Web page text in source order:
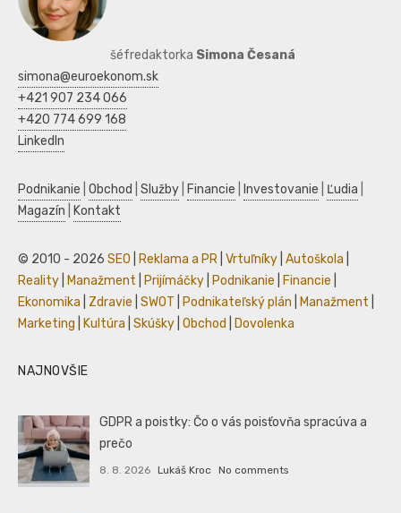
šéfredaktorka Simona Česaná
simona@euroekonom.sk
+421 907 234 066
+420 774 699 168
LinkedIn
Podnikanie Obchod Služby Financie Investovanie Ľudia
Magazín
Kontakt
© 2010 - 2026 SEO Reklama a PR Vrtuľníky Autoškola
Reality
Manažment Prijímáčky Podnikanie Financie
Ekonomika
Zdravie SWOT Podnikateľský plán Manažment
Marketing
Kultúra Skúšky Obchod Dovolenka
NAJNOVŠIE
GDPR a poistky: Čo o vás poisťovňa spracúva a
prečo
8. 8. 2026 Lukáš Kroc No comments